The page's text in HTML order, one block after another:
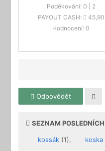
Poděkování: 0
2
PAYOUT CASH:
45,90
Hodnocení: 0
Odpovědět
SEZNAM POSLEDNÍCH
kossák (1), koska